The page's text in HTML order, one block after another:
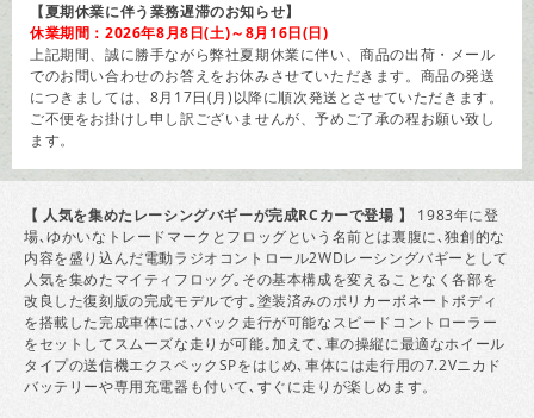
【夏期休業に伴う業務遅滞のお知らせ】
休業期間：2026年8月8日(土)～8月16日(日)
上記期間、誠に勝手ながら弊社夏期休業に伴い、商品の出荷・メール
でのお問い合わせのお答えをお休みさせていただきます。商品の発送
につきましては、8月17日(月)以降に順次発送とさせていただきます。
ご不便をお掛けし申し訳ございませんが、予めご了承の程お願い致し
ます。
【 人気を集めたレーシングバギーが完成RCカーで登場 】
1983年に登
場､ゆかいなトレードマークとフロッグという名前とは裏腹に､独創的な
内容を盛り込んだ電動ラジオコントロール2WDレーシングバギーとして
人気を集めたマイティフロッグ｡その基本構成を変えることなく各部を
改良した復刻版の完成モデルです｡塗装済みのポリカーボネートボディ
を搭載した完成車体には､バック走行が可能なスピードコントローラー
をセットしてスムーズな走りが可能｡加えて､車の操縦に最適なホイール
タイプの送信機エクスペックSPをはじめ､車体には走行用の7.2Vニカド
バッテリーや専用充電器も付いて､すぐに走りが楽しめます。